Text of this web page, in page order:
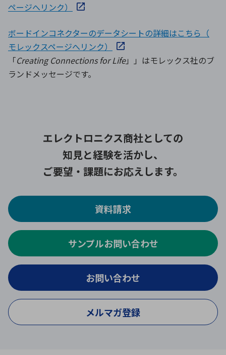
ページへリンク）
ボードインコネクターのデータシートの詳細はこちら（
モレックスページへリンク）
「Creating Connections for Life」」はモレックス社のブ
ランドメッセージです。
エレクトロニクス商社としての
知見と経験を活かし、
ご要望・課題にお応えします。
資料請求
サンプルお問い合わせ
お問い合わせ
メルマガ登録